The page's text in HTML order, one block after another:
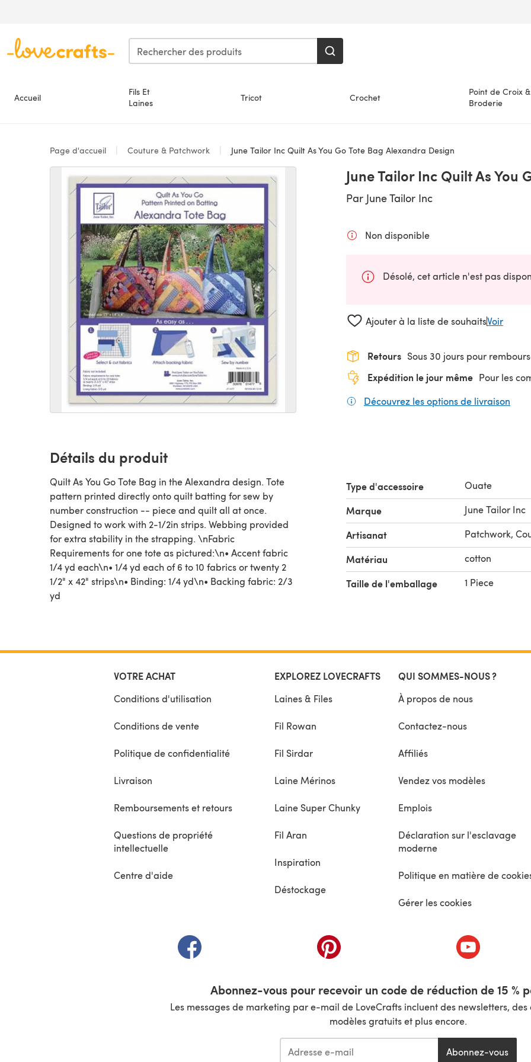
Accueil
Fils Et
Laines
Tricot Crochet
Point de Croix &
Broderie
Page d'accueil Couture & Patchwork June Tailor Inc Quilt As You Go Tote Bag Alexandra Design
June Tailor Inc Quilt As You
Par June Tailor Inc
Non disponible
Désolé, cet article n'est pas
Ajouter à la liste de souhaitsVoir
Retours Sous 30 jours pour
Expédition le jour même Pour les
Découvrez les options de livraison
Détails du produit
Quilt As You Go Tote Bag in the Alexandra design. Tote
pattern printed directly onto quilt batting for sew by
number construction -- piece and quilt all at once.
Designed to work with 2-1/2in strips. Webbing provided
for extra stability in the strapping. \nFabric
Requirements for one tote as pictured:\n• Accent fabric
1/4 yd each\n• 1/4 yd each of 6 to 10 fabrics or twenty 2
1/2" x 42" strips\n• Binding: 1/4 yd\n• Backing fabric: 2/3
yd
Type d'accessoire Ouate
Marque June Tailor Inc
Artisanat Patchwork,
Matériau cotton
Taille de l'emballage 1 Piece
VOTRE ACHAT
Conditions d'utilisation
Conditions de vente
Politique de confidentialité
Livraison
Remboursements et retours
Questions de propriété
intellectuelle
Centre d'aide
EXPLOREZ LOVECRAFTS
Laines & Files
Fil Rowan
Fil Sirdar
Laine Mérinos
Laine Super Chunky
Fil Aran
Inspiration
Déstockage
QUI SOMMES-NOUS ?
À propos de nous
Contactez-nous
Affiliés
Vendez vos modèles
Emplois
Déclaration sur l'esclavage
moderne
Politique en matière de
Gérer les cookies
(s'ouvre dans un nouvel onglet) (s'ouvre dans un nouvel onglet) (s'ouvre dans
Abonnez-vous pour recevoir un code de réduction de 15 %
Les messages de marketing par e-mail de LoveCrafts incluent des newsletters,
modèles gratuits et plus encore.
Abonnez-vous